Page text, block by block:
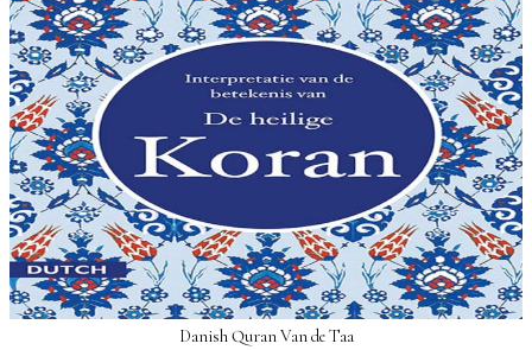
Danish Quran Van de Taa